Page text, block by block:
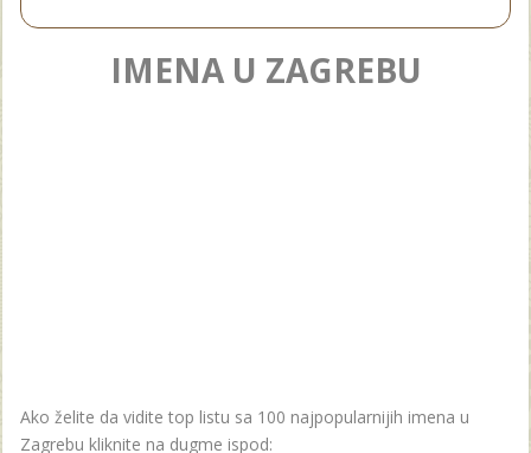
IMENA U ZAGREBU
Ako želite da vidite top listu sa 100 najpopularnijih imena u
Zagrebu kliknite na dugme ispod: